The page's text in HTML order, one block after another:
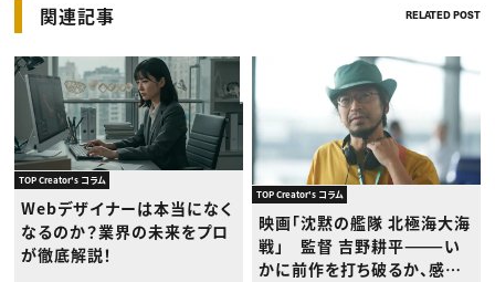
関連記事 RELATED POST
TOP Creator's コラム
Webデザイナーは本当になく
なるのか？業界の未来をプロ
が徹底解説！
TOP Creator's コラム
映画「沈黙の艦隊 北極海大海
戦」 監督 吉野耕平———い
かに前作を打ち破るか、感情